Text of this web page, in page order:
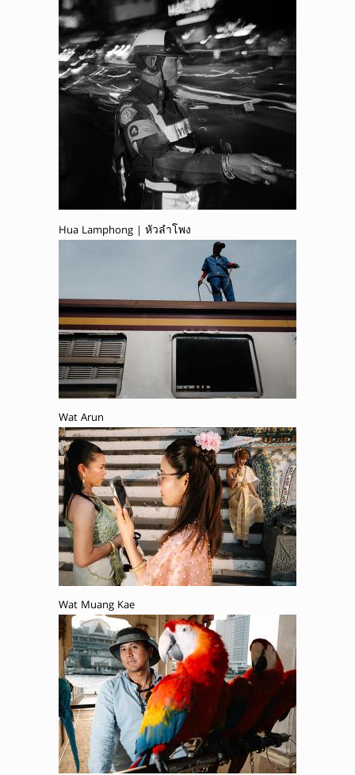
Hua Lamphong | หัวลำโพง
Wat Arun
Wat Muang Kae